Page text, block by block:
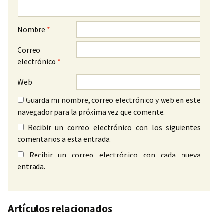
Nombre *
Correo
electrónico *
Web
Guarda mi nombre, correo electrónico y web en este
navegador para la próxima vez que comente.
Recibir un correo electrónico con los siguientes
comentarios a esta entrada.
Recibir un correo electrónico con cada nueva
entrada.
Artículos relacionados